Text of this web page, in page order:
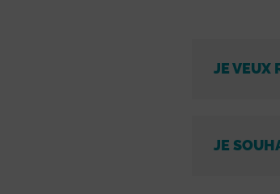
JE VEUX
JE